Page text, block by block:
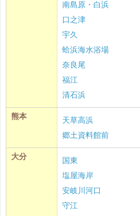
南島原・白浜
口之津
宇久
蛤浜海水浴場
奈良尾
福江
清石浜
熊本
天草高浜
郷土資料館前
大分
国東
塩屋海岸
安岐川河口
守江